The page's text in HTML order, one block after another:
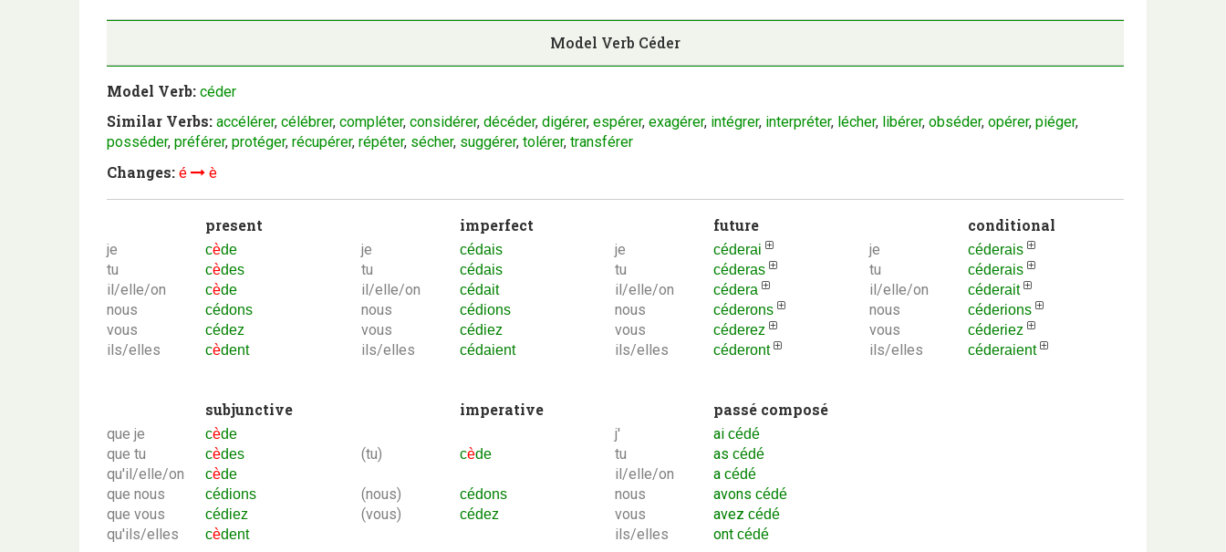
Model Verb Céder
Model Verb: céder
Similar Verbs: accélérer, célébrer, compléter, considérer, décéder, digérer, espérer, exagérer, intégrer, interpréter, lécher, libérer, obséder, opérer, piéger,
posséder, préférer, protéger, récupérer, répéter, sécher, suggérer, tolérer, transférer
Changes: é è
present imperfect future conditional
je cède je cédais je céderai je céderais
tu cèdes tu cédais tu céderas tu céderais
il/elle/on cède il/elle/on cédait il/elle/on cédera il/elle/on céderait
nous cédons nous cédions nous céderons nous céderions
vous cédez vous cédiez vous céderez vous céderiez
ils/elles cèdent ils/elles cédaient ils/elles céderont ils/elles céderaient
subjunctive imperative passé composé
que je cède j' aicédé
que tu cèdes (tu) cède tu ascédé
qu'il/elle/on cède il/elle/on acédé
que nous cédions (nous) cédons nous avonscédé
que vous cédiez (vous) cédez vous avezcédé
qu'ils/elles cèdent ils/elles ontcédé